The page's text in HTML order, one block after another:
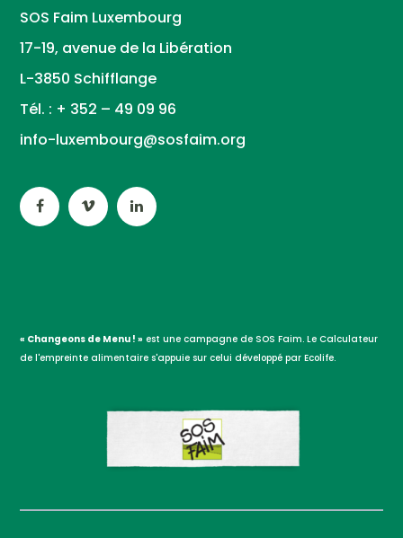
SOS Faim Luxembourg
17-19, avenue de la Libération
L-3850 Schifflange
Tél. : + 352 – 49 09 96
info-luxembourg@sosfaim.org
« Changeons de Menu ! » est une campagne de SOS Faim. Le Calculateur
de l'empreinte alimentaire s'appuie sur celui développé par Ecolife.